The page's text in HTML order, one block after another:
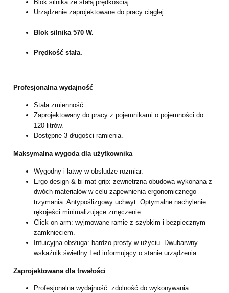
Blok silnika ze stałą prędkością.
Urządzenie zaprojektowane do pracy ciągłej.
Blok silnika 570 W.
Prędkość stała.
Profesjonalna wydajność
Stała zmienność.
Zaprojektowany do pracy z pojemnikami o pojemności do
120 litrów.
Dostępne 3 długości ramienia.
Maksymalna wygoda dla użytkownika
Wygodny i łatwy w obsłudze rozmiar.
Ergo-design & bi-mat-grip: zewnętrzna obudowa wykonana z
dwóch materiałów w celu zapewnienia ergonomicznego
trzymania. Antypoślizgowy uchwyt. Optymalne nachylenie
rękojeści minimalizujące zmęczenie.
Click-on-arm: wyjmowane ramię z szybkim i bezpiecznym
zamknięciem.
Intuicyjna obsługa: bardzo prosty w użyciu. Dwubarwny
wskaźnik świetlny Led informujący o stanie urządzenia.
Zaprojektowana dla trwałości
Profesjonalna wydajność: zdolność do wykonywania